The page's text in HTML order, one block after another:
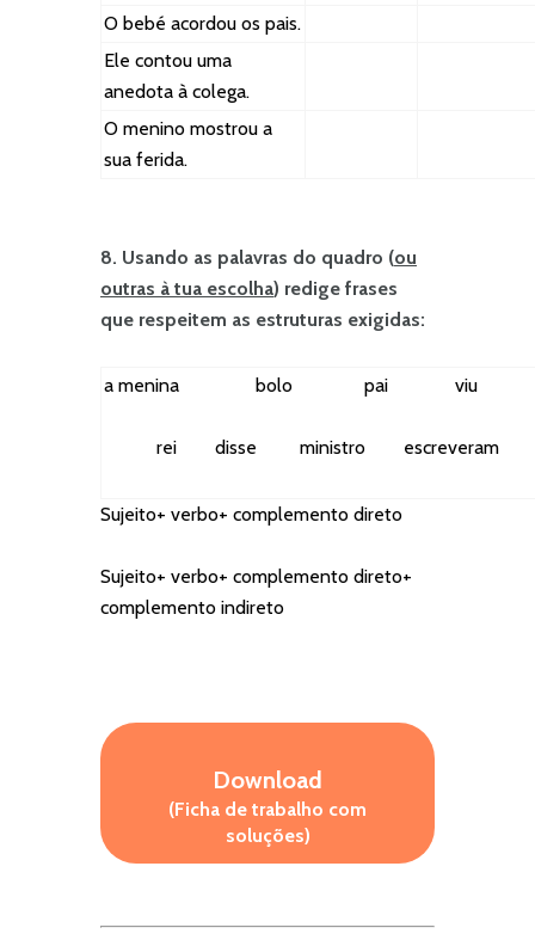
O bebé acordou os pais.
Ele contou uma
anedota à colega.
O menino mostrou a
sua ferida.
8. Usando as palavras do quadro (ou
outras à tua escolha) redige frases
que respeitem as estruturas exigidas:
a menina bolo pai viu
rei disse ministro escreveram
Sujeito+ verbo+ complemento direto
Sujeito+ verbo+ complemento direto+
complemento indireto
Download
(Ficha de trabalho com
soluções)